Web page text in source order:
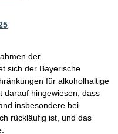
der
sich der Bayerische
für alkoholhaltige
darauf hingewiesen, dass
insbesondere bei
rückläufig ist, und das